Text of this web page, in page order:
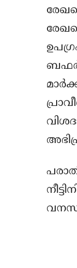
ബഫര്‍